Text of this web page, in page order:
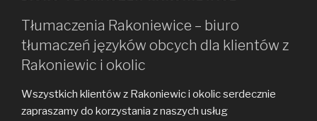
Tłumaczenia Rakoniewice – biuro
tłumaczeń języków obcych dla klientów z
Rakoniewic i okolic
Wszystkich klientów z Rakoniewic i okolic serdecznie
zapraszamy do korzystania z naszych usług